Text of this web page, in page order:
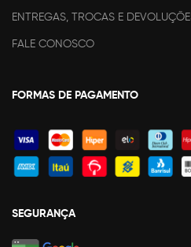
ENTREGAS, TROCAS E
FALE CONOSCO
FORMAS DE PAGAMENTO
SEGURANÇA